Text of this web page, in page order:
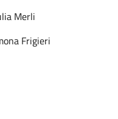
Merli
Frigieri